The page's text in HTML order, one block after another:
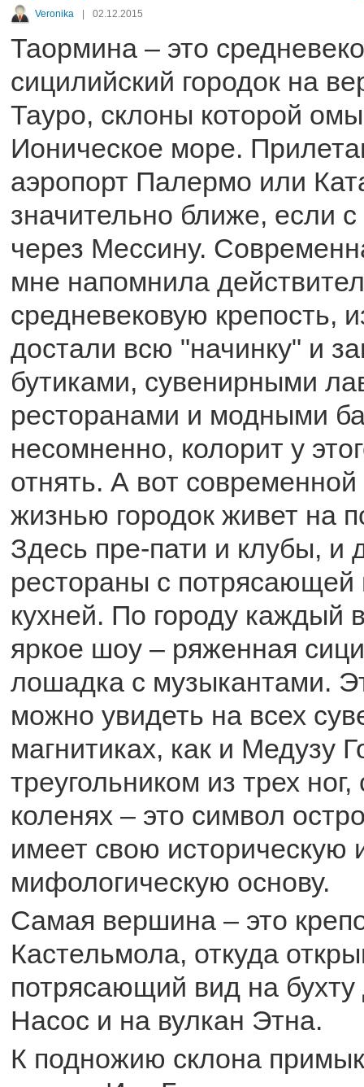
Veronika | 02.12.2015
Таормина – это
сицилийский городок на
Тауро, склоны которой
Ионическое море.
аэропорт Палермо или
значительно ближе, если
через Мессину.
мне напомнила
средневековую крепость,
достали всю "начинку" и
бутиками, сувенирными
ресторанами и модными
несомненно, колорит у
отнять. А вот
жизнью городок живет на
Здесь пре-пати и клубы, и
рестораны с потрясающей
кухней. По городу каждый
яркое шоу – ряженная
лошадка с музыкантами.
можно увидеть на всех
магнитиках, как и Медузу
треугольником из трех ног,
коленях – это символ
имеет свою историческую
мифологическую основу.
Самая вершина – это
Кастельмола, откуда
потрясающий вид на
Насос и на вулкан Этна.
К подножию склона